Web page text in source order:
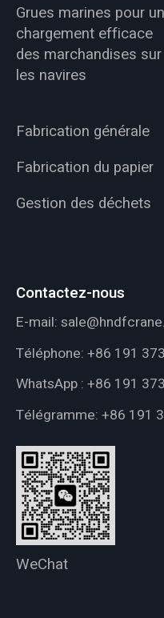
Grues marines pour un
chargement efficace
des marchandises sur
les navires
Fabrication générale
Fabrication du papier
Gestion des déchets
Contactez-nous
E-mail:
Téléphone: +86 191
WhatsApp : +86 191
Télégramme: +86 191
WeChat